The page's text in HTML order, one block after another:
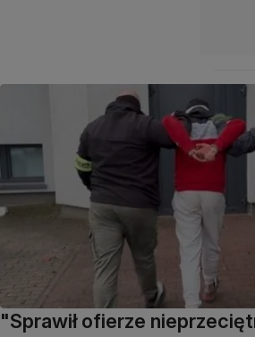
"Sprawił ofierze